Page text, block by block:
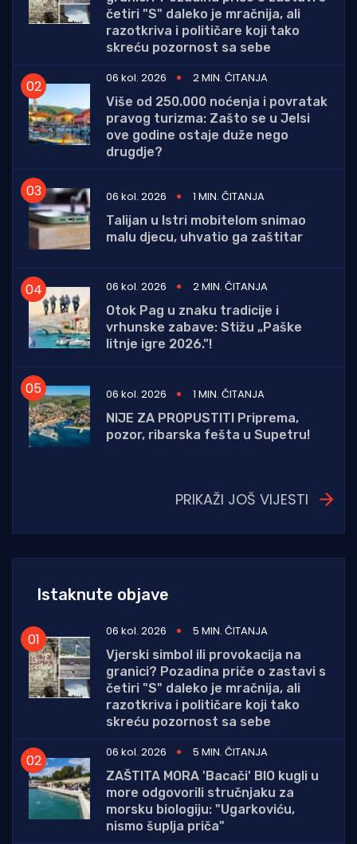
četiri "S" daleko je mračnija, ali
razotkriva i političare koji tako
skreću pozornost sa sebe
06 kol. 2026
2 MIN. ČITANJA
Više od 250.000 noćenja i povratak
pravog turizma: Zašto se u Jelsi
ove godine ostaje duže nego
drugdje?
06 kol. 2026
1 MIN. ČITANJA
Talijan u Istri mobitelom snimao
malu djecu, uhvatio ga zaštitar
06 kol. 2026
2 MIN. ČITANJA
Otok Pag u znaku tradicije i
vrhunske zabave: Stižu „Paške
litnje igre 2026.”!
06 kol. 2026
1 MIN. ČITANJA
NIJE ZA PROPUSTITI Priprema,
pozor, ribarska fešta u Supetru!
PRIKAŽI JOŠ VIJESTI
Istaknute objave
06 kol. 2026
5 MIN. ČITANJA
Vjerski simbol ili provokacija na
granici? Pozadina priče o zastavi s
četiri "S" daleko je mračnija, ali
razotkriva i političare koji tako
skreću pozornost sa sebe
06 kol. 2026
5 MIN. ČITANJA
ZAŠTITA MORA 'Bacači' BIO kugli u
more odgovorili stručnjaku za
morsku biologiju: "Ugarkoviću,
nismo šuplja priča"